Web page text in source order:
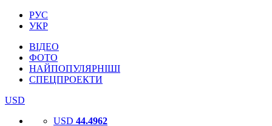
РУС
УКР
ВІДЕО
ФОТО
НАЙПОПУЛЯРНІШІ
СПЕЦПРОЕКТИ
USD
USD 44.4962